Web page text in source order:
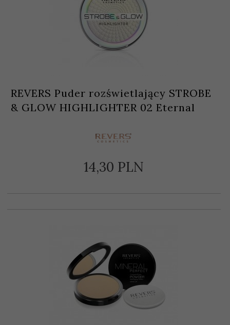
REVERS Puder rozświetlający STROBE
& GLOW HIGHLIGHTER 02 Eternal
14,30 PLN